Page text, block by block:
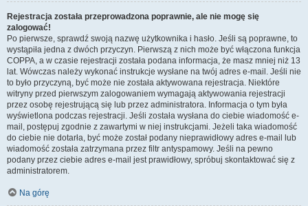
Rejestracja została przeprowadzona poprawnie, ale nie mogę się
zalogować!
Po pierwsze, sprawdź swoją nazwę użytkownika i hasło. Jeśli są poprawne, to
wystąpiła jedna z dwóch przyczyn. Pierwszą z nich może być włączona funkcja
COPPA, a w czasie rejestracji została podana informacja, że masz mniej niż 13
lat. Wówczas należy wykonać instrukcje wysłane na twój adres e-mail. Jeśli nie
to było przyczyną, być może nie została aktywowana rejestracja. Niektóre
witryny przed pierwszym zalogowaniem wymagają aktywowania rejestracji
przez osobę rejestrującą się lub przez administratora. Informacja o tym była
wyświetlona podczas rejestracji. Jeśli została wysłana do ciebie wiadomość e-
mail, postępuj zgodnie z zawartymi w niej instrukcjami. Jeżeli taka wiadomość
do ciebie nie dotarła, być może został podany nieprawidłowy adres e-mail lub
wiadomość została zatrzymana przez filtr antyspamowy. Jeśli na pewno
podany przez ciebie adres e-mail jest prawidłowy, spróbuj skontaktować się z
administratorem.
Na górę